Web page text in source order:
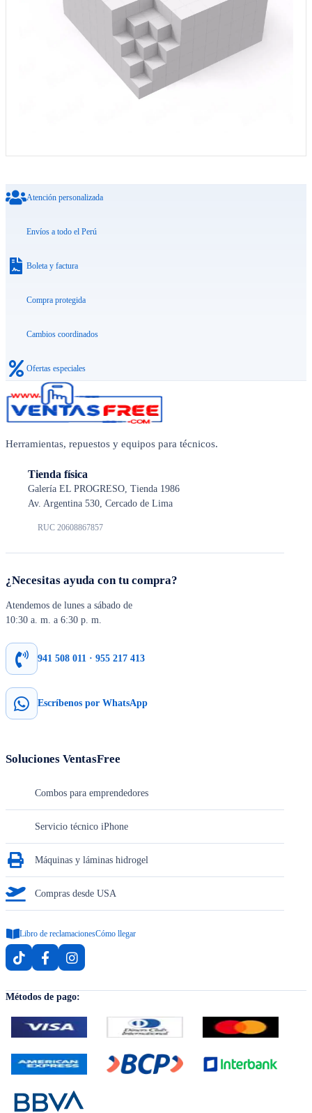
Atención personalizada
Envíos a todo el Perú
Boleta y factura
Compra protegida
Cambios coordinados
Ofertas especiales
Herramientas, repuestos y equipos para técnicos.
Tienda física
Galería EL PROGRESO, Tienda 1986
Av. Argentina 530, Cercado de Lima
RUC 20608867857
¿Necesitas ayuda con tu compra?
Atendemos de lunes a sábado de
10:30 a. m. a 6:30 p. m.
941 508 011 · 955 217 413
Escríbenos por WhatsApp
Soluciones VentasFree
Combos para emprendedores
Servicio técnico iPhone
Máquinas y láminas hidrogel
Compras desde USA
Libro de reclamacionesCómo llegar
Métodos de pago: